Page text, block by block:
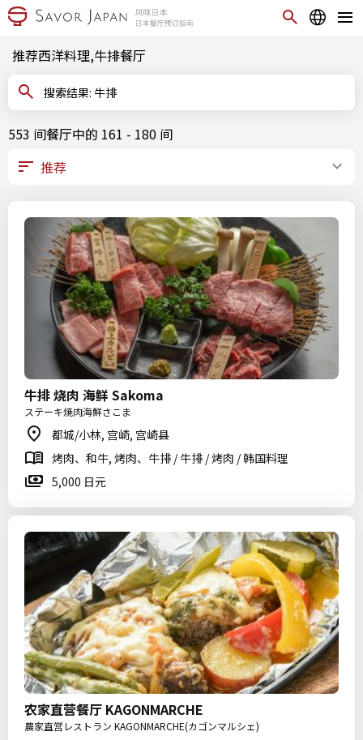
推荐西洋料理,牛排餐厅
搜索结果: 牛排
553 间餐厅中的 161 - 180 间
牛排 烧肉 海鲜 Sakoma
ステーキ焼肉海鮮さこま
都城/小林, 宫崎, 宫崎县
烤肉、和牛, 烤肉、牛排 / 牛排 / 烤肉 / 韩国料理
5,000 日元
农家直营餐厅 KAGONMARCHE
農家直営レストラン KAGONMARCHE(カゴンマルシェ)